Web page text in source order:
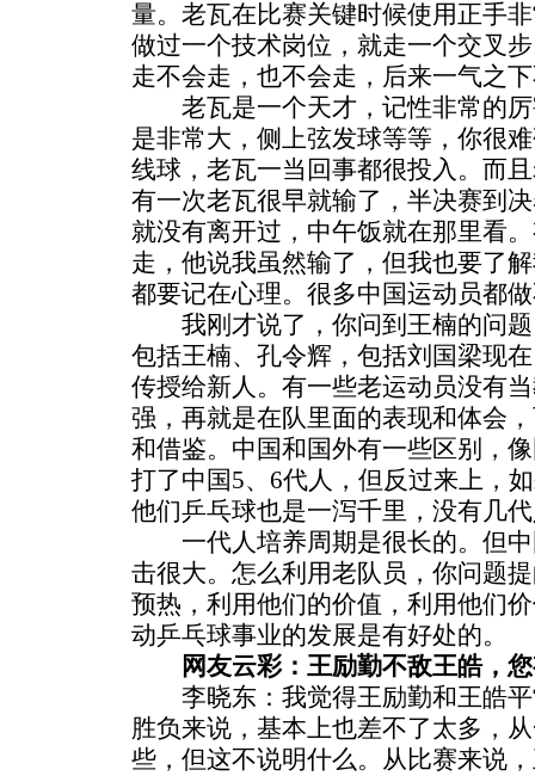
量。老瓦在比赛关键时候使用正手
做过一个技术岗位，就走一个交叉
走不会走，也不会走，后来一气之
老瓦是一个天才，记性非常的厉
是非常大，侧上弦发球等等，你很
线球，老瓦一当回事都很投入。而
有一次老瓦很早就输了，半决赛到
就没有离开过，中午饭就在那里看
走，他说我虽然输了，但我也要了
都要记在心理。很多中国运动员都
我刚才说了，你问到王楠的问题
包括王楠、孔令辉，包括刘国梁现
传授给新人。有一些老运动员没有
强，再就是在队里面的表现和体会
和借鉴。中国和国外有一些区别，
打了中国5、6代人，但反过来上，
他们乒乓球也是一泻千里，没有几
一代人培养周期是很长的。但中
击很大。怎么利用老队员，你问题
预热，利用他们的价值，利用他们
动乒乓球事业的发展是有好处的。
网友云彩：王励勤不敌王皓，
李晓东：我觉得王励勤和王皓平
胜负来说，基本上也差不了太多，
些，但这不说明什么。从比赛来说